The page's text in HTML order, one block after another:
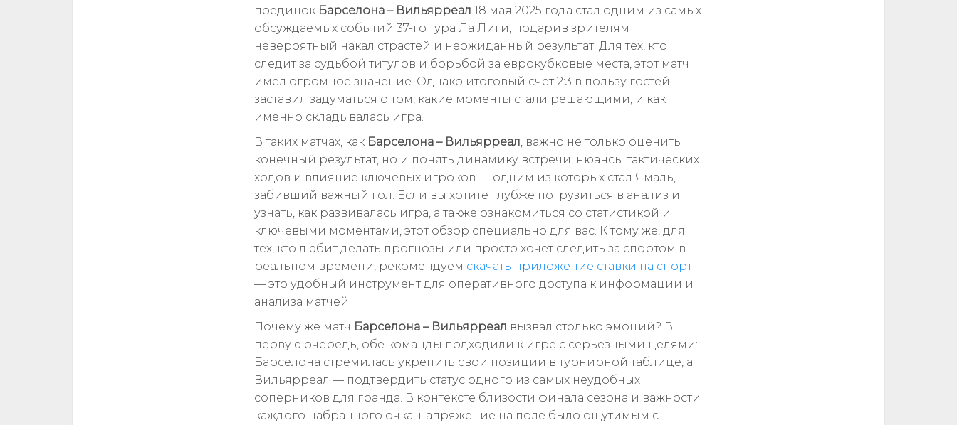
поединок Барселона – Вильярреал 18 мая 2025 года стал одним из самых
обсуждаемых событий 37-го тура Ла Лиги, подарив зрителям
невероятный накал страстей и неожиданный результат. Для тех, кто
следит за судьбой титулов и борьбой за еврокубковые места, этот матч
имел огромное значение. Однако итоговый счет 2:3 в пользу гостей
заставил задуматься о том, какие моменты стали решающими, и как
именно складывалась игра.
В таких матчах, как Барселона – Вильярреал, важно не только оценить
конечный результат, но и понять динамику встречи, нюансы тактических
ходов и влияние ключевых игроков — одним из которых стал Ямаль,
забивший важный гол. Если вы хотите глубже погрузиться в анализ и
узнать, как развивалась игра, а также ознакомиться со статистикой и
ключевыми моментами, этот обзор специально для вас. К тому же, для
тех, кто любит делать прогнозы или просто хочет следить за спортом в
реальном времени, рекомендуем скачать приложение ставки на спорт
— это удобный инструмент для оперативного доступа к информации и
анализа матчей.
Почему же матч Барселона – Вильярреал вызвал столько эмоций? В
первую очередь, обе команды подходили к игре с серьёзными целями:
Барселона стремилась укрепить свои позиции в турнирной таблице, а
Вильярреал — подтвердить статус одного из самых неудобных
соперников для гранда. В контексте близости финала сезона и важности
каждого набранного очка, напряжение на поле было ощутимым с